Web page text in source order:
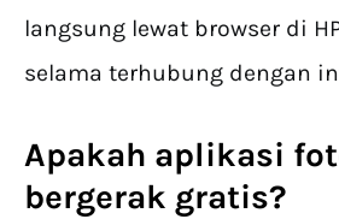
langsung lewat browser di
selama terhubung dengan
Apakah aplikasi
bergerak gratis?